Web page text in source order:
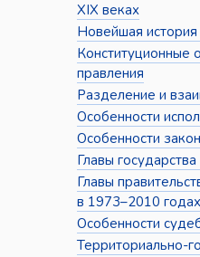
XIX веках
Новейшая
Конституционные
правления
Разделение и
Особенности
Особенности
Главы
Главы
в 1973–2010 годах
Особенности
Территориально-